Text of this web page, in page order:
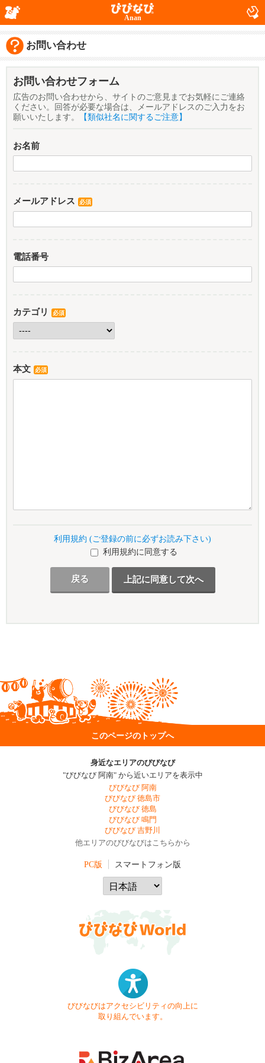
Anan
お問い合わせ
お問い合わせフォーム
広告のお問い合わせから、サイトのご意見までお気軽にご連絡
ください。回答が必要な場合は、メールアドレスのご入力をお
願いいたします。
【類似社名に関するご注意】
お名前
メールアドレス 必須
電話番号
カテゴリ 必須
本文 必須
利用規約 (ご登録の前に必ずお読み下さい)
利用規約に同意する
戻る
このページのトップへ
身近なエリアのびびなび
"びびなび 阿南" から近いエリアを表示中
びびなび 阿南
びびなび 徳島市
びびなび 徳島
びびなび 鳴門
びびなび 吉野川
他エリアのびびなびはこちらから
PC版 スマートフォン版
びびなびはアクセシビリティの向上に
取り組んでいます。